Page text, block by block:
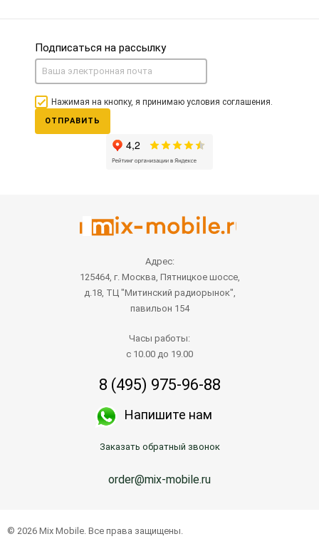
Подписаться на рассылку
Нажимая на кнопку, я принимаю условия соглашения.
ОТПРАВИТЬ
Адрес:
125464, г. Москва, Пятницкое шоссе,
д.18, ТЦ "Митинский радиорынок",
павильон 154
Часы работы:
с 10.00 до 19.00
8 (495) 975-96-88
Напишите нам
Заказать обратный звонок
order@mix-mobile.ru
© 2026 Mix Mobile. Все права защищены.